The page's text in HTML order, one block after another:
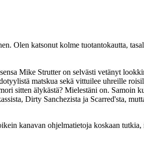
Olen katsonut kolme tuotantokautta,
Mike Strutter on selvästi vetänyt
matskua sekä vittuilee uhreille
sitten älykästä? Mielestäni on.
Dirty Sanchezista ja Scarred'sta,
kanavan ohjelmatietoja koskaan